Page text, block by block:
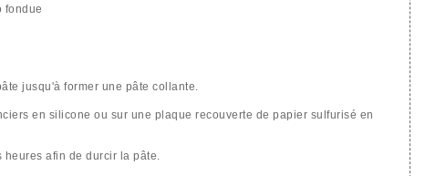
fondue
jusqu'à former une pâte collante.
en silicone ou sur une plaque recouverte de papier sulfurisé en
afin de durcir la pâte.